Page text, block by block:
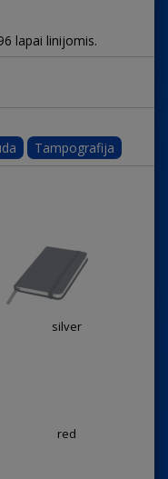
lapai linijomis.
Tampografija
silver
red